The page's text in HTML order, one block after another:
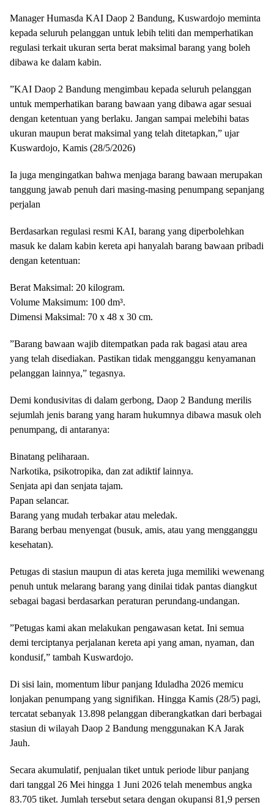
​Manager Humasda KAI Daop 2 Bandung, Kuswardojo meminta
kepada seluruh pelanggan untuk lebih teliti dan memperhatikan
regulasi terkait ukuran serta berat maksimal barang yang boleh
dibawa ke dalam kabin.
​”KAI Daop 2 Bandung mengimbau kepada seluruh pelanggan
untuk memperhatikan barang bawaan yang dibawa agar sesuai
dengan ketentuan yang berlaku. Jangan sampai melebihi batas
ukuran maupun berat maksimal yang telah ditetapkan,” ujar
Kuswardojo, Kamis (28/5/2026)
​Ia juga mengingatkan bahwa menjaga barang bawaan merupakan
tanggung jawab penuh dari masing-masing penumpang sepanjang
perjalan
​Berdasarkan regulasi resmi KAI, barang yang diperbolehkan
masuk ke dalam kabin kereta api hanyalah barang bawaan pribadi
dengan ketentuan:
​Berat Maksimal: 20 kilogram.
​Volume Maksimum: 100 dm³.
​Dimensi Maksimal: 70 x 48 x 30 cm.
​”Barang bawaan wajib ditempatkan pada rak bagasi atau area
yang telah disediakan. Pastikan tidak mengganggu kenyamanan
pelanggan lainnya,” tegasnya.
​Demi kondusivitas di dalam gerbong, Daop 2 Bandung merilis
sejumlah jenis barang yang haram hukumnya dibawa masuk oleh
penumpang, di antaranya:
​Binatang peliharaan.
​Narkotika, psikotropika, dan zat adiktif lainnya.
​Senjata api dan senjata tajam.
​Papan selancar.
​Barang yang mudah terbakar atau meledak.
​Barang berbau menyengat (busuk, amis, atau yang mengganggu
kesehatan).
​Petugas di stasiun maupun di atas kereta juga memiliki wewenang
penuh untuk melarang barang yang dinilai tidak pantas diangkut
sebagai bagasi berdasarkan peraturan perundang-undangan.
​”Petugas kami akan melakukan pengawasan ketat. Ini semua
demi terciptanya perjalanan kereta api yang aman, nyaman, dan
kondusif,” tambah Kuswardojo.
​Di sisi lain, momentum libur panjang Iduladha 2026 memicu
lonjakan penumpang yang signifikan. Hingga Kamis (28/5) pagi,
tercatat sebanyak 13.898 pelanggan diberangkatkan dari berbagai
stasiun di wilayah Daop 2 Bandung menggunakan KA Jarak
Jauh.
​Secara akumulatif, penjualan tiket untuk periode libur panjang
dari tanggal 26 Mei hingga 1 Juni 2026 telah menembus angka
83.705 tiket. Jumlah tersebut setara dengan okupansi 81,9 persen